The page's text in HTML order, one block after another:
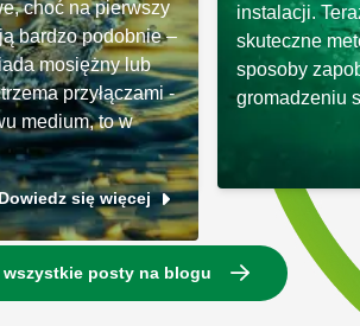
choć na pierwszy
bardzo podobnie –
mosiężny lub
przyłączami -
medium, to w
się więcej
instalacji.
skuteczne
sposoby
gromadzeniu
wszystkie posty na blogu